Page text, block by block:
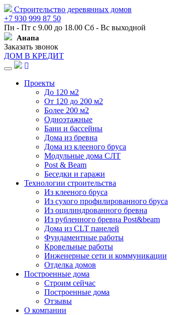
Строительство деревянных домов
+7 930 999 87 50
Пн - Пт с 9.00 до 18.00 Сб - Вс выходной
Анапа
Заказать звонок
ДОМ В КРЕДИТ
Навигация
Проекты
До 120 м2
От 120 до 200 м2
Более 200 м2
Одноэтажные
Бани и бассейны
Дома из бревна
Дома из клееного бруса
Модульные дома СЛТ
Post & Beam
Беседки и гаражи
Технологии строительства
Из клееного бруса
Из сухого профилированного бруса
Из оцилиндрованного бревна
Из рубленного бревна Post&beam
Дома из CLT панелей
Фундаментные работы
Кровельные работы
Инженерные сети и коммуникации
Отделка домов
Построенные дома
Строим сейчас
Построенные дома
Отзывы
О компании